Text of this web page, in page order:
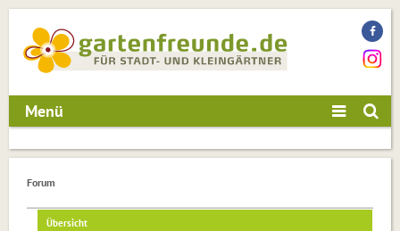
Menü
Forum
Übersicht